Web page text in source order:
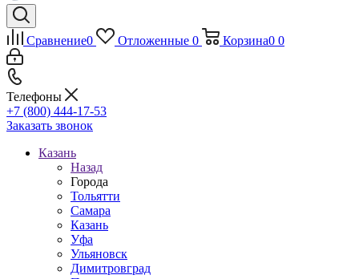
Сравнение0 Отложенные 0 Корзина0 0
Телефоны
+7 (800) 444-17-53
Заказать звонок
Казань
Назад
Города
Тольятти
Самара
Казань
Уфа
Ульяновск
Димитровград